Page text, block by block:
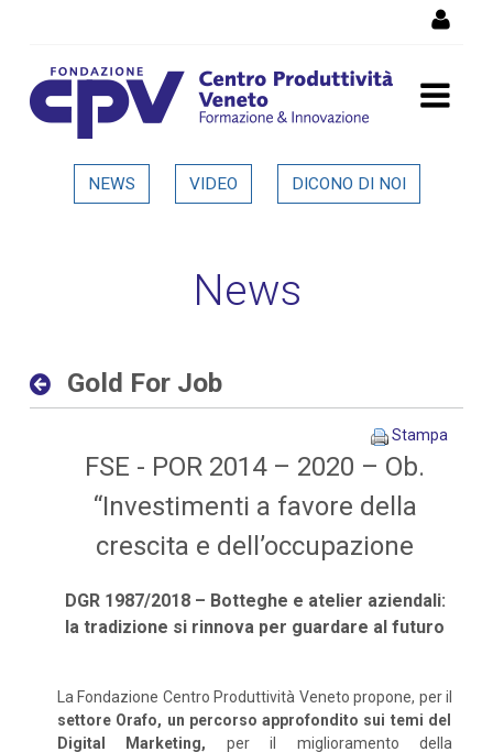
Gold For Job - Dettaglio in
NEWS VIDEO DICONO DI NOI
News
Gold For Job
Stampa
FSE - POR 2014 – 2020 – Ob.
“Investimenti a favore della
crescita e dell’occupazione
DGR 1987/2018 – Botteghe e atelier aziendali:
la tradizione si rinnova per guardare al futuro
La Fondazione Centro Produttività Veneto propone, per il
settore Orafo, un percorso approfondito sui temi del
Digital Marketing, per il miglioramento della